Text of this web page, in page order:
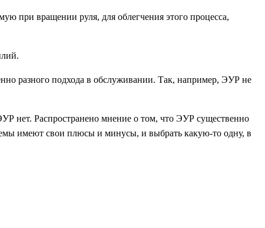
при вращении руля, для облегчения этого процесса,
разного подхода в обслуживании. Так, например, ЭУР не
нет. Распространено мнение о том, что ЭУР существенно
имеют свои плюсы и минусы, и выбрать какую-то одну, в